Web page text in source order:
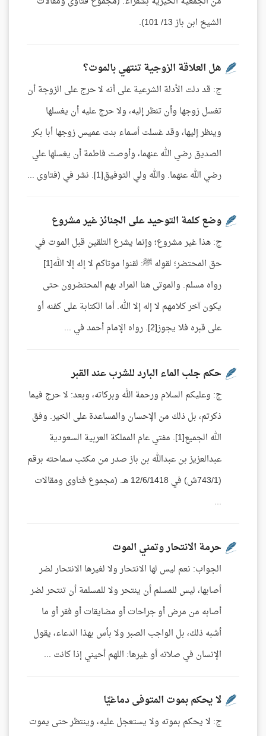
الشيخ ابن باز 13/ 101).
هل العلاقة الزوجية تنتهي بالموت؟
ج: قد دلت الأدلة الشرعية على أنه لا حرج على الزوجة أن
تغسل زوجها وأن تنظر إليه، ولا حرج عليه أن يغسلها
وينظر إليها، وقد غسلت أسماء بنت عميس زوجها أبا بكر
الصديق رضي الله عنهما، وأوصت فاطمة أن يغسلها علي
رضي الله عنهما. والله ولي التوفيق[1]. نشر في (فتاوى ...
وضع كلمة التوحيد على الجنائز غير مشروع
ج: هذا غير مشروع؛ وإنما يشرع التلقين قبل الموت في
حق المحتضر؛ لقوله ﷺ: لقنوا موتاكم لا إله إلا الله[1]
رواه مسلم. والموتى هنا المراد بهم المحتضرون حتى
يكون آخر كلامهم لا إله إلا الله. أما الكتابة على كفنه أو
على قبره فلا يجوز[2]. رواه الإمام أحمد في ...
حكم جلب الماء البارد للشرب عند القبر
ج: وعليكم السلام ورحمة الله وبركاته، وبعد: لا حرج فيما
ذكرتم، بل ذلك من الإحسان والمساعدة على الخير. وفق
الله الجميع[1]. مفتي عام المملكة العربية السعودية
عبدالعزيز بن عبدالله بن باز صدر من مكتب سماحته برقم
(743/1ش) في 12/6/1418 هـ. (مجموع فتاوى ومقالات
...
حرمة الانتحار وتمني الموت
الجواب: نعم ليس لها الانتحار ولا لغيرها الانتحار لضر
أصابها، ليس للمسلم أن ينتحر ولا للمسلمة أن تنتحر لضر
أصابه من مرض أو جراحات أو مضايقات أو فقر أو ما
أشبه ذلك، بل الواجب الصبر ولا بأس بهذا الدعاء، يقول
الإنسان في صلاته أو غيرها: اللهم أحيني إذا كانت ...
لا يحكم بموت المتوفى دماغيًا
ج: لا يحكم بموته ولا يستعجل عليه، وينتظر حتى يموت